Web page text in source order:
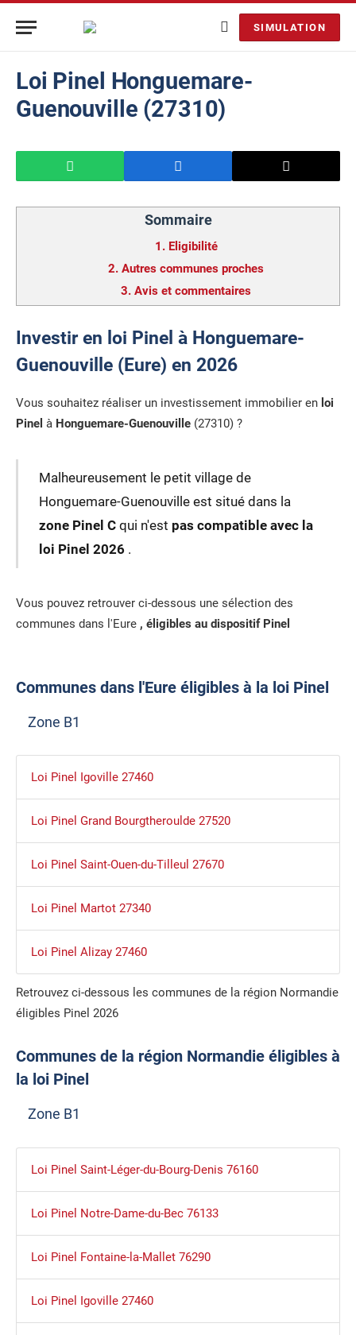
SIMULATION
Loi Pinel Honguemare-
Guenouville (27310)
Sommaire
1. Eligibilité
2. Autres communes proches
3. Avis et commentaires
Investir en loi Pinel à Honguemare-
Guenouville (Eure) en 2026
Vous souhaitez réaliser un investissement immobilier en loi
Pinel à Honguemare-Guenouville (27310) ?
Malheureusement le petit village de
Honguemare-Guenouville est situé dans la
zone Pinel Cqui n'est pas compatible avec la
loi Pinel 2026 .
Vous pouvez retrouver ci-dessous une sélection des
communes dans l'Eure , éligibles au dispositif Pinel
Communes dans l'Eure éligibles à la loi Pinel
Zone B1
Loi Pinel Igoville 27460
Loi Pinel Grand Bourgtheroulde 27520
Loi Pinel Saint-Ouen-du-Tilleul 27670
Loi Pinel Martot 27340
Loi Pinel Alizay 27460
Retrouvez ci-dessous les communes de la région Normandie
éligibles Pinel 2026
Communes de la région Normandie éligibles à
la loi Pinel
Zone B1
Loi Pinel Saint-Léger-du-Bourg-Denis 76160
Loi Pinel Notre-Dame-du-Bec 76133
Loi Pinel Fontaine-la-Mallet 76290
Loi Pinel Igoville 27460